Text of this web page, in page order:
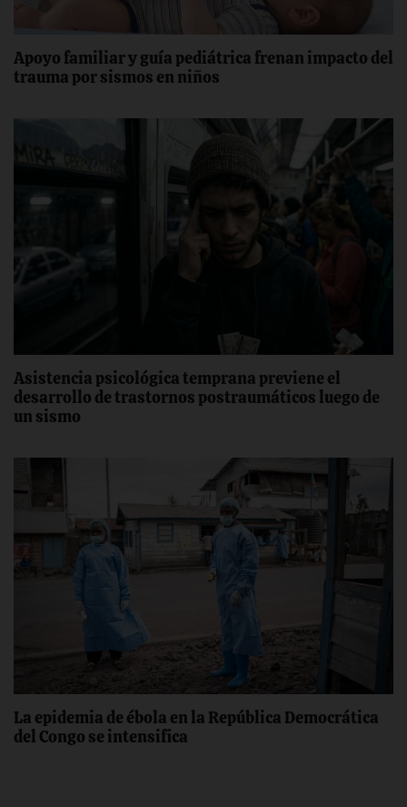
Apoyo familiar y guía pediátrica frenan impacto del
trauma por sismos en niños
Asistencia psicológica temprana previene el
desarrollo de trastornos postraumáticos luego de
un sismo
La epidemia de ébola en la República Democrática
del Congo se intensifica